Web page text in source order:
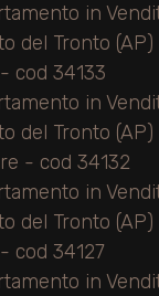
in
del Tronto
cod 34133
in
del Tronto
- cod 34132
in
del Tronto
cod 34127
in